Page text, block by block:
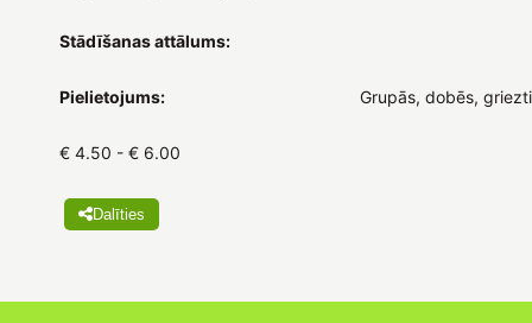
Stādīšanas attālums:
Pielietojums: Grupās, dobēs,
€ 4.50 - € 6.00
Dalīties